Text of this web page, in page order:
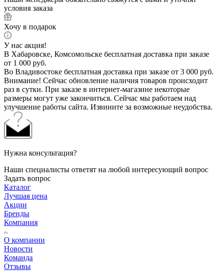
условия заказа
Хочу в подарок
У нас акция!
В Хабаровске, Комсомольске бесплатная доставка при заказе
от 1 000 руб.
Во Владивостоке бесплатная доставка при заказе от 3 000 руб.
Внимание! Сейчас обновление наличия товаров происходит
раз в сутки. При заказе в интернет-магазине некоторые
размеры могут уже закончиться. Сейчас мы работаем над
улучшение работы сайта. Извините за возможные неудобства.
Нужна консультация?
Наши специалисты ответят на любой интересующий вопрос
Задать вопрос
Каталог
Лучшая цена
Акции
Бренды
Компания
О компании
Новости
Команда
Отзывы